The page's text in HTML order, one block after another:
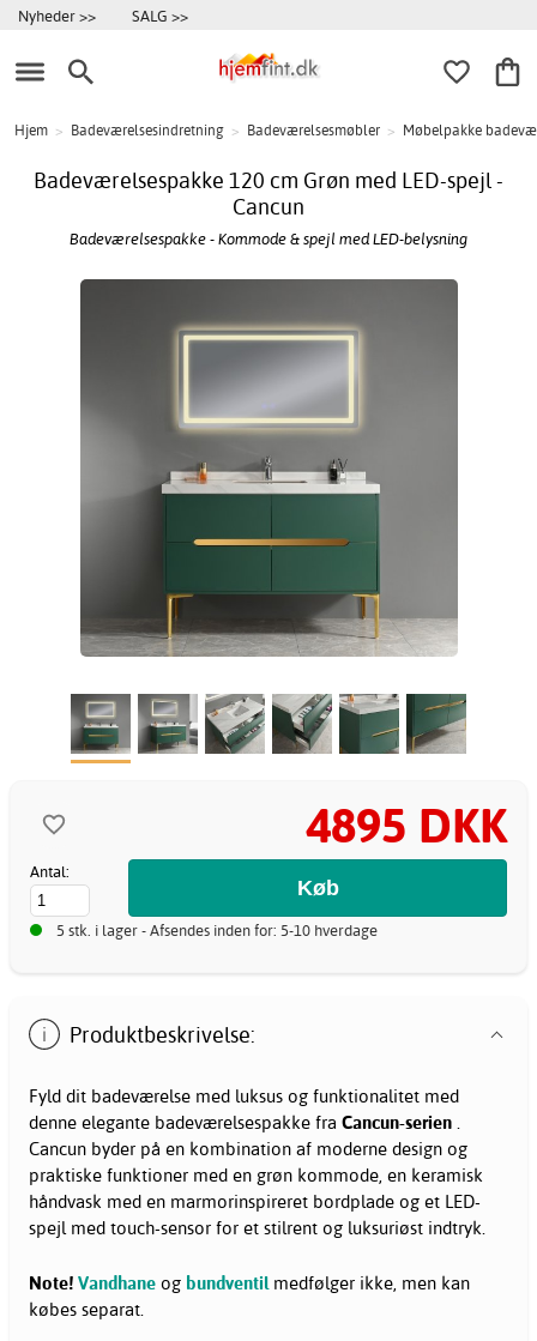
Nyheder >> SALG >>
Hjem > Badeværelsesindretning > Badeværelsesmøbler > Møbelpakke
Badeværelsespakke 120 cm Grøn med LED-spejl -
Cancun
Badeværelsespakke - Kommode & spejl med LED-belysning
4895 DKK
Antal:
5 stk. i lager - Afsendes inden for: 5-10 hverdage
Produktbeskrivelse:
Fyld dit badeværelse med luksus og funktionalitet med
denne elegante badeværelsespakke fra Cancun-serien .
Cancun byder på en kombination af moderne design og
praktiske funktioner med en grøn kommode, en keramisk
håndvask med en marmorinspireret bordplade og et LED-
spejl med touch-sensor for et stilrent og luksuriøst indtryk.
Note! Vandhane og bundventilmedfølger ikke, men kan
købes separat.